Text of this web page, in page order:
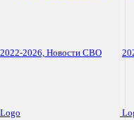
Списки
погибших